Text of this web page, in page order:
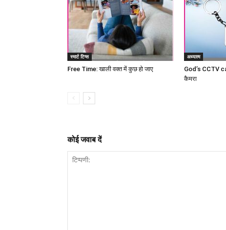
स्मार्ट टिप्स
Free Time: खाली वक्त में कुछ हो जाए
अध्यात्म
God’s CCTV
कैमरा
कोई जवाब दें